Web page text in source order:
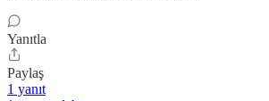
Yanıtla
Paylaş
1 yanıt